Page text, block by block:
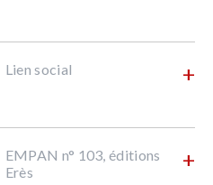
Lien social +
EMPAN n° 103, éditions
Erès
+